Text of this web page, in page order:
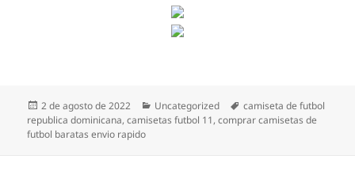
Publicado
el
2 de agosto de 2022 Categorías
Uncategorized Etiquetas
camiseta de futbol
republica dominicana,camisetas futbol 11,comprar camisetas de
futbol baratas envio rapido